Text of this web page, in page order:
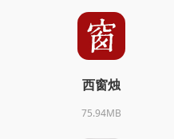
西窗烛
75.94MB